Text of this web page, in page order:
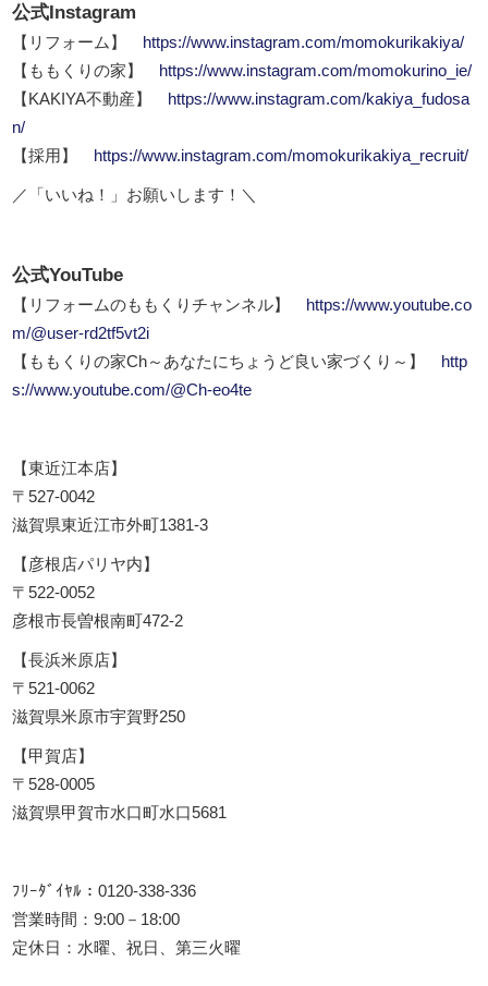
公式Instagram
【リフォーム】
https://www.instagram.com/momokurikakiya/
【ももくりの家】
https://www.instagram.com/momokurino_ie/
【KAKIYA不動産】
https://www.instagram.com/kakiya_fudosa
n/
【採用】
https://www.instagram.com/momokurikakiya_recruit/
／「いいね！」お願いします！＼
公式YouTube
【リフォームのももくりチャンネル】
https://www.youtube.co
m/@user-rd2tf5vt2i
【ももくりの家Ch～あなたにちょうど良い家づくり～】
http
s://www.youtube.com/@Ch-eo4te
【東近江本店】
〒527-0042
滋賀県東近江市外町1381-3
【彦根店パリヤ内】
〒522-0052
彦根市長曽根南町472-2
【長浜米原店】
〒521-0062
滋賀県米原市宇賀野250
【甲賀店】
〒528-0005
滋賀県甲賀市水口町水口5681
ﾌﾘｰﾀﾞｲﾔﾙ：0120-338-336
営業時間：9:00－18:00
定休日：水曜、祝日、第三火曜